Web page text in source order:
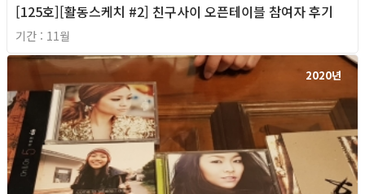
[125호][활동스케치 #2] 친구사이 오픈테이블 참여자 후기
기간 : 11월
2020년